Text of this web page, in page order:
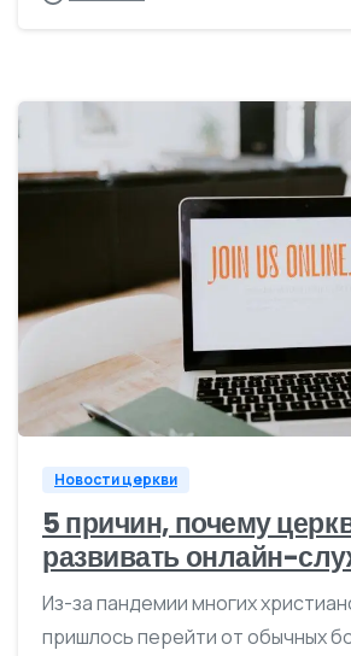
Новости церкви
5 причин, почему
развивать онлайн-
Из-за пандемии многих
пришлось перейти от обычных